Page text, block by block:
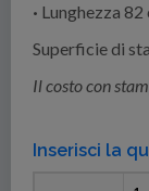
· Lunghezza
Superficie di
Il costo con
Inserisci la